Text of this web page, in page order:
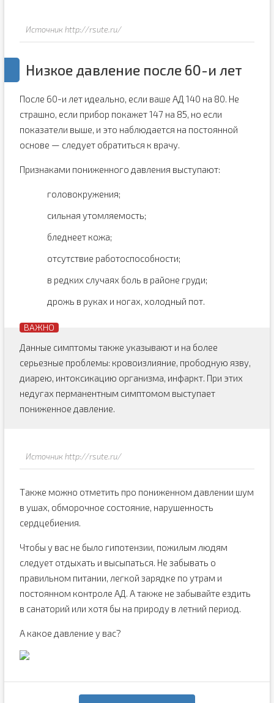
Источник http://rsute.ru/
Низкое давление после 60-и лет
После 60-и лет идеально, если ваше АД 140 на 80. Не
страшно, если прибор покажет 147 на 85, но если
показатели выше, и это наблюдается на постоянной
основе — следует обратиться к врачу.
Признаками пониженного давления выступают:
головокружения;
сильная утомляемость;
бледнеет кожа;
отсутствие работоспособности;
в редких случаях боль в районе груди;
дрожь в руках и ногах, холодный пот.
Данные симптомы также указывают и на более
серьезные проблемы: кровоизлияние, прободную язву,
диарею, интоксикацию организма, инфаркт. При этих
недугах перманентным симптомом выступает
пониженное давление.
Источник http://rsute.ru/
Также можно отметить про пониженном давлении шум
в ушах, обморочное состояние, нарушенность
сердцебиения.
Чтобы у вас не было гипотензии, пожилым людям
следует отдыхать и высыпаться. Не забывать о
правильном питании, легкой зарядке по утрам и
постоянном контроле АД. А также не забывайте ездить
в санаторий или хотя бы на природу в летний период.
А какое давление у вас?